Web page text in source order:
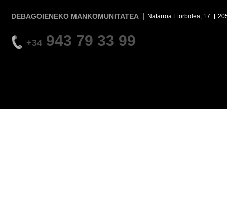
DEBAGOIENEKO MANKOMUNITATEA Nafarroa Etorbidea, 17
+34 943 79 33 99